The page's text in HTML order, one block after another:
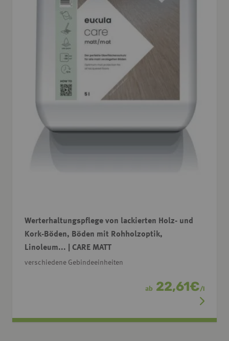
Werterhaltungspflege von lackierten Holz- und
Kork-Böden, Böden mit Rohholzoptik,
Linoleum... | CARE MATT
verschiedene Gebindeeinheiten
ab 22,61€/l